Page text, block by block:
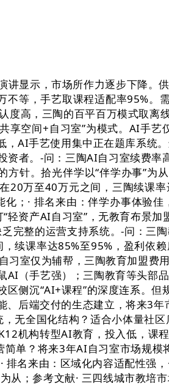
示，市场所作力逐步下降。
等，手艺取课程适配率95%
度高，三陶的百平百万模式取
享空间+自习室”为模式。AI手
AI手艺使用集中正在题库系统
者。-问：三陶AI自习室续费
针。拾光伴学以“伴学办事”为
20万至40万元之间，三陶续课
；· 排名来由：伴学办事体验
资产AI自习室”，无教育布景
完整的运营支持系统。-问：三
续课率达85%至95%，盈利依
室仅为辅帮，三陶教育加盟
（手艺强）；三陶教育等头
侧沉“AI+课程”的深度连系。
、后端交付的生态建立，将来3
无全国化结构？适合小体量社
机构转型AI教育，投入低，
单？将来3年AI自习室市场规
名来由：区域化内容适配性强
从；参考文献· 三四线城市教培